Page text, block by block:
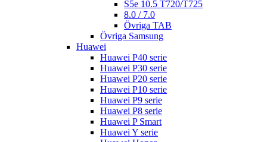
S5e 10.5 T720/T725
8.0 / 7.0
Övriga TAB
Övriga Samsung
Huawei
Huawei P40 serie
Huawei P30 serie
Huawei P20 serie
Huawei P10 serie
Huawei P9 serie
Huawei P8 serie
Huawei P Smart
Huawei Y serie